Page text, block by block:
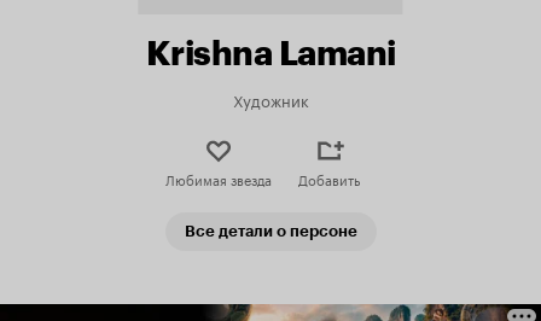
Krishna Lamani
Художник
Любимая звезда Добавить
Все детали о персоне